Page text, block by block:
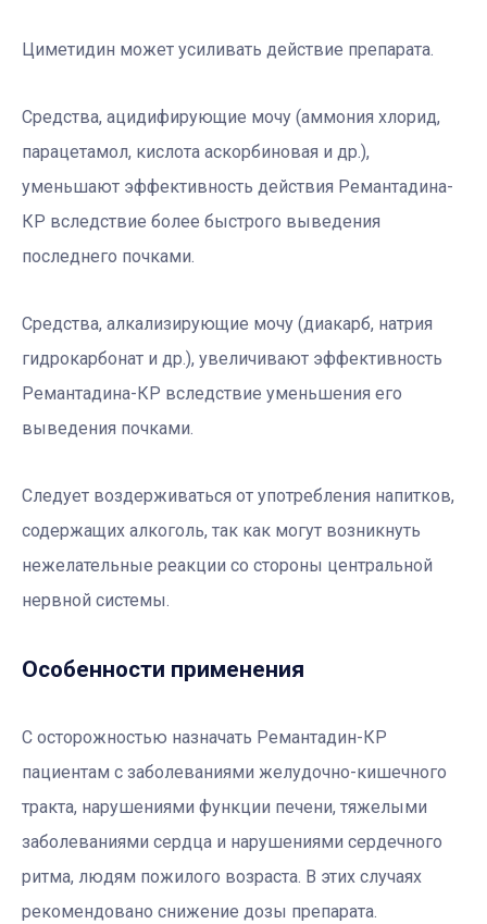
Циметидин может усиливать действие препарата.
Средства, ацидифирующие мочу (аммония хлорид,
парацетамол, кислота аскорбиновая и др.),
уменьшают эффективность действия Ремантадина-
КР вследствие более быстрого выведения
последнего почками.
Средства, алкализирующие мочу (диакарб, натрия
гидрокарбонат и др.), увеличивают эффективность
Ремантадина-КР вследствие уменьшения его
выведения почками.
Следует воздерживаться от употребления напитков,
содержащих алкоголь, так как могут возникнуть
нежелательные реакции со стороны центральной
нервной системы.
Особенности применения
С осторожностью назначать Ремантадин-КР
пациентам с заболеваниями желудочно-кишечного
тракта, нарушениями функции печени, тяжелыми
заболеваниями сердца и нарушениями сердечного
ритма, людям пожилого возраста. В этих случаях
рекомендовано снижение дозы препарата.